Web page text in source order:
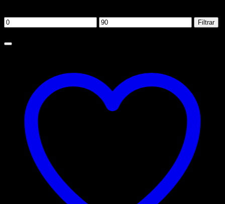
Preço
mínimo
Preço
máximo
Filtrar